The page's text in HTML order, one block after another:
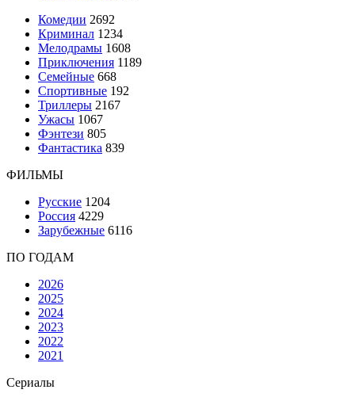
Комедии 2692
Криминал 1234
Мелодрамы 1608
Приключения 1189
Семейные 668
Спортивные 192
Триллеры 2167
Ужасы 1067
Фэнтези 805
Фантастика 839
ФИЛЬМЫ
Русские 1204
Россия 4229
Зарубежные 6116
ПО ГОДАМ
2026
2025
2024
2023
2022
2021
Сериалы